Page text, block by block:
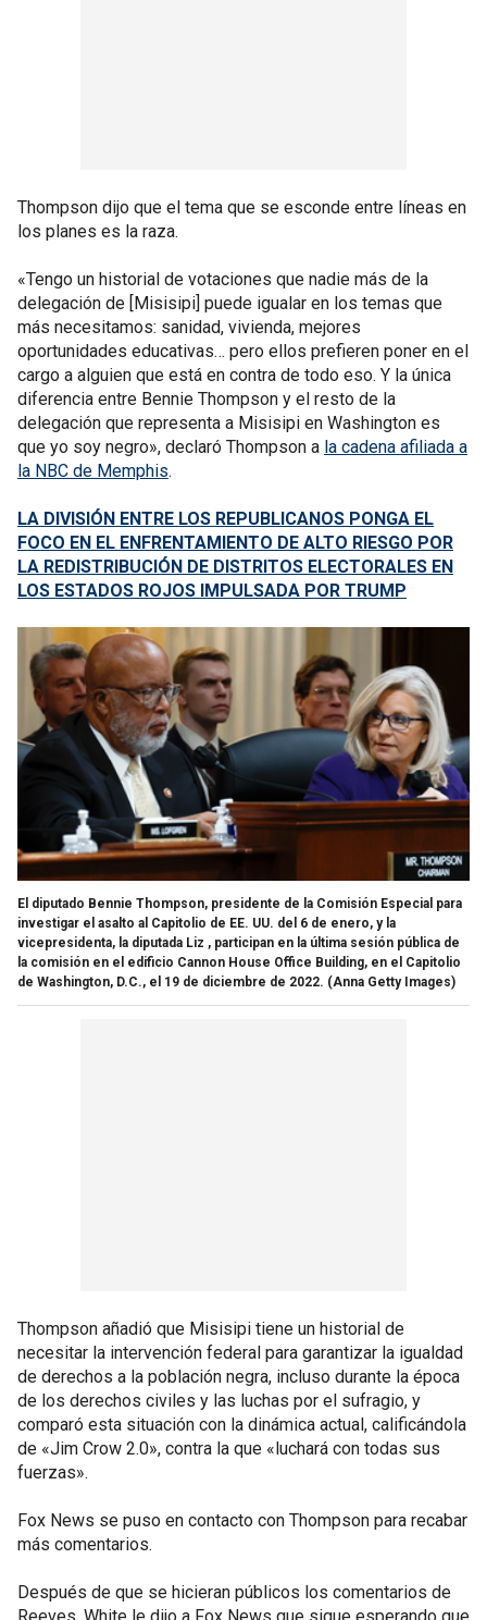
Thompson dijo que el tema que se esconde entre líneas en
los planes es la raza.
«Tengo un historial de votaciones que nadie más de la
delegación de [Misisipi] puede igualar en los temas que
más necesitamos: sanidad, vivienda, mejores
oportunidades educativas… pero ellos prefieren poner en el
cargo a alguien que está en contra de todo eso. Y la única
diferencia entre Bennie Thompson y el resto de la
delegación que representa a Misisipi en Washington es
que yo soy negro», declaró Thompson a la cadena afiliada a
la NBC de Memphis.
LA DIVISIÓN ENTRE LOS REPUBLICANOS PONGA EL
FOCO EN EL ENFRENTAMIENTO DE ALTO RIESGO POR
LA REDISTRIBUCIÓN DE DISTRITOS ELECTORALES EN
LOS ESTADOS ROJOS IMPULSADA POR TRUMP
El diputado Bennie Thompson, presidente de la Comisión Especial para
investigar el asalto al Capitolio de EE. UU. del 6 de enero, y la
vicepresidenta, la diputada Liz , participan en la última sesión pública de
la comisión en el edificio Cannon House Office Building, en el Capitolio
de Washington, D.C., el 19 de diciembre de 2022. (Anna Getty Images)
Thompson añadió que Misisipi tiene un historial de
necesitar la intervención federal para garantizar la igualdad
de derechos a la población negra, incluso durante la época
de los derechos civiles y las luchas por el sufragio, y
comparó esta situación con la dinámica actual, calificándola
de «Jim Crow 2.0», contra la que «luchará con todas sus
fuerzas».
Fox News se puso en contacto con Thompson para recabar
más comentarios.
Después de que se hicieran públicos los comentarios de